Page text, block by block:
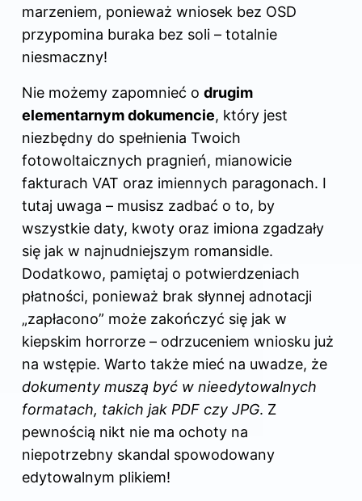
marzeniem, ponieważ wniosek bez OSD
przypomina buraka bez soli – totalnie
niesmaczny!
Nie możemy zapomnieć o drugim
elementarnym dokumencie, który jest
niezbędny do spełnienia Twoich
fotowoltaicznych pragnień, mianowicie
fakturach VAT oraz imiennych paragonach. I
tutaj uwaga – musisz zadbać o to, by
wszystkie daty, kwoty oraz imiona zgadzały
się jak w najnudniejszym romansidle.
Dodatkowo, pamiętaj o potwierdzeniach
płatności, ponieważ brak słynnej adnotacji
„zapłacono” może zakończyć się jak w
kiepskim horrorze – odrzuceniem wniosku już
na wstępie. Warto także mieć na uwadze, że
dokumenty muszą być w nieedytowalnych
formatach, takich jak PDF czy JPG. Z
pewnością nikt nie ma ochoty na
niepotrzebny skandal spowodowany
edytowalnym plikiem!